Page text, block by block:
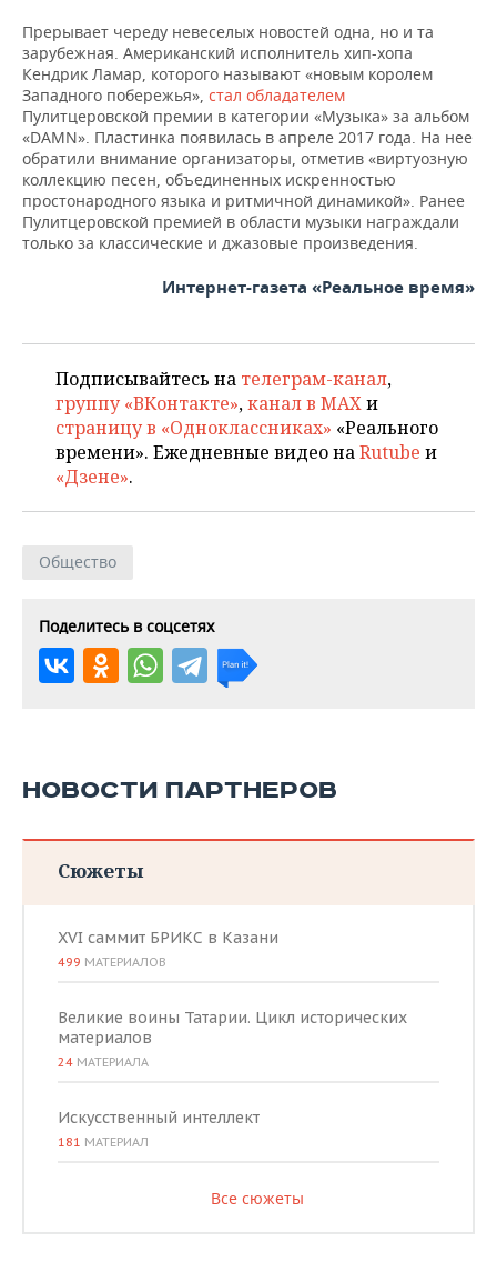
Прерывает череду невеселых новостей одна, но и та
зарубежная. Американский исполнитель хип-хопа
Кендрик Ламар, которого называют «новым королем
Западного побережья», стал обладателем
Пулитцеровской премии в категории «Музыка» за альбом
«DAMN». Пластинка появилась в апреле 2017 года. На нее
обратили внимание организаторы, отметив «виртуозную
коллекцию песен, объединенных искренностью
простонародного языка и ритмичной динамикой». Ранее
Пулитцеровской премией в области музыки награждали
только за классические и джазовые произведения.
Интернет-газета «Реальное время»
Подписывайтесь на телеграм-канал,
группу «ВКонтакте»,канал в MAXи
страницу в «Одноклассниках» «Реального
времени». Ежедневные видео наRutube и
«Дзене».
Общество
Поделитесь в соцсетях
НОВОСТИ ПАРТНЕРОВ
Сюжеты
XVI саммит БРИКС в Казани
499 МАТЕРИАЛОВ
Великие воины Татарии. Цикл исторических
материалов
24 МАТЕРИАЛА
Искусственный интеллект
181 МАТЕРИАЛ
Все сюжеты